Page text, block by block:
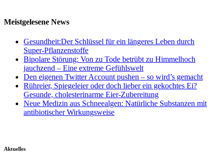
Meistgelesene News
Gesundheit:Der Schlüssel für ein längeres Leben durch
Super-Pflanzenstoffe
Bipolare Störung: Von zu Tode betrübt zu Himmelhoch
jauchzend – Eine extreme Gefühlswelt
Den eigenen Twitter Account pushen – so wird’s gemacht
Rühreier, Spiegeleier oder doch lieber ein gekochtes Ei?
Gesunde, cholesterinarme Eier-Zubereitung
Neue Medizin aus Schneealgen: Natürliche Substanzen mit
antibiotischer Wirkungsweise
Aktuelles